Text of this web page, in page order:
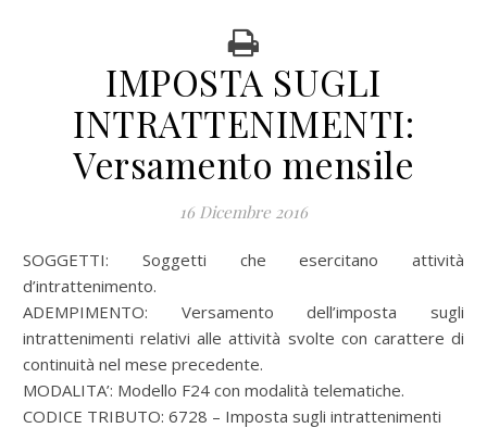
IMPOSTA SUGLI
INTRATTENIMENTI:
Versamento mensile
16 Dicembre 2016
SOGGETTI: Soggetti che esercitano attività
d’intrattenimento.
ADEMPIMENTO: Versamento dell’imposta sugli
intrattenimenti relativi alle attività svolte con carattere di
continuità nel mese precedente.
MODALITA’: Modello F24 con modalità telematiche.
CODICE TRIBUTO: 6728 – Imposta sugli intrattenimenti